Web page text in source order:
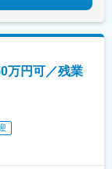
万円可／残業